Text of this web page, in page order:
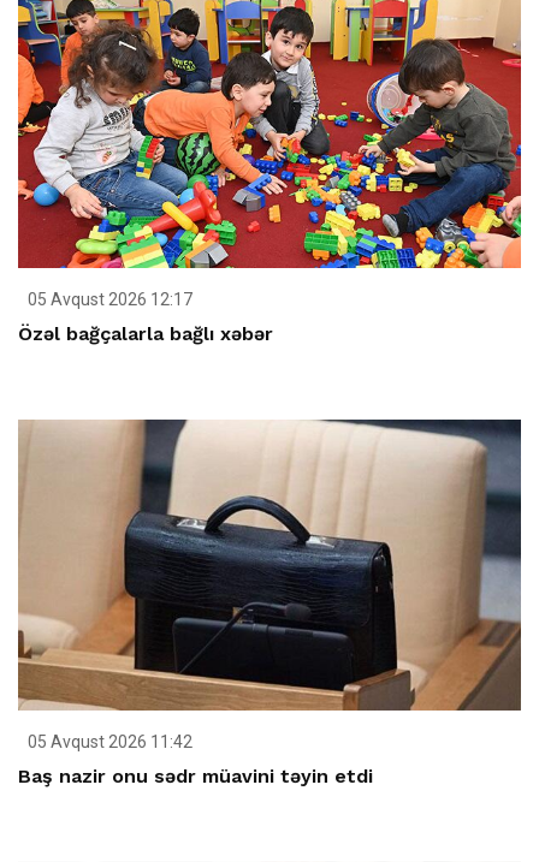
05 Avqust 2026 12:17
Özəl bağçalarla bağlı xəbər
05 Avqust 2026 11:42
Baş nazir onu sədr müavini təyin etdi